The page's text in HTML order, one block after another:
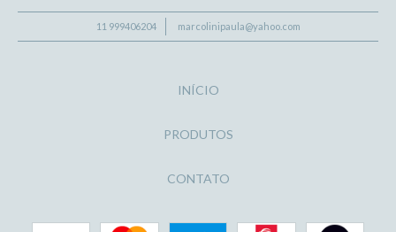
11 999406204 marcolinipaula@yahoo.com
INÍCIO
PRODUTOS
CONTATO